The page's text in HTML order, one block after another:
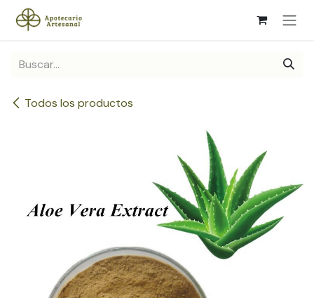
Ir al contenido
Todos los productos